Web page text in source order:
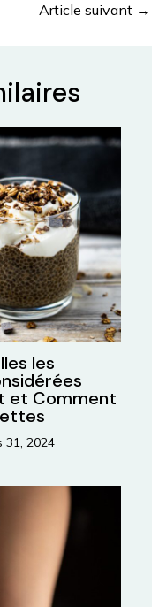
Article suivant →
les
et Comment
31, 2024